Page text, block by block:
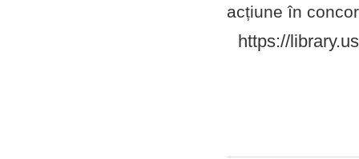
acțiune în
https://